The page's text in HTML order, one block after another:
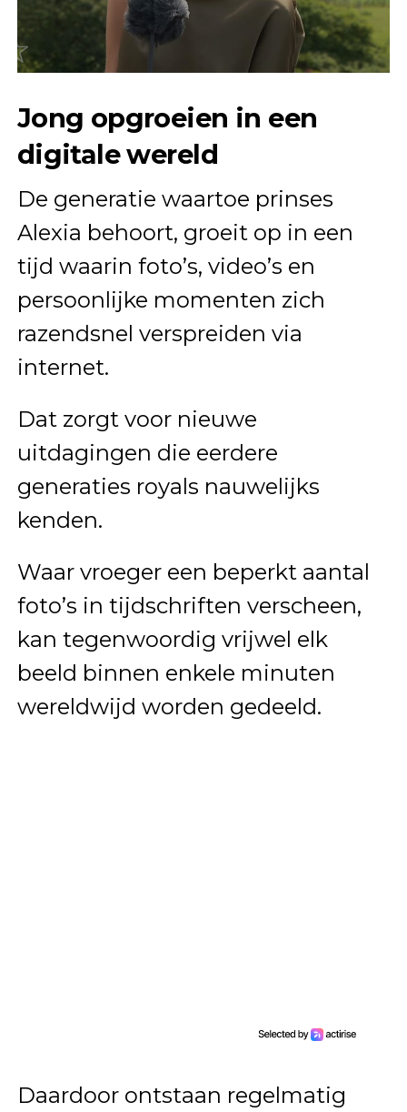
Jong opgroeien in een
digitale wereld
De generatie waartoe prinses
Alexia behoort, groeit op in een
tijd waarin foto’s, video’s en
persoonlijke momenten zich
razendsnel verspreiden via
internet.
Dat zorgt voor nieuwe
uitdagingen die eerdere
generaties royals nauwelijks
kenden.
Waar vroeger een beperkt aantal
foto’s in tijdschriften verscheen,
kan tegenwoordig vrijwel elk
beeld binnen enkele minuten
wereldwijd worden gedeeld.
Daardoor ontstaan regelmatig